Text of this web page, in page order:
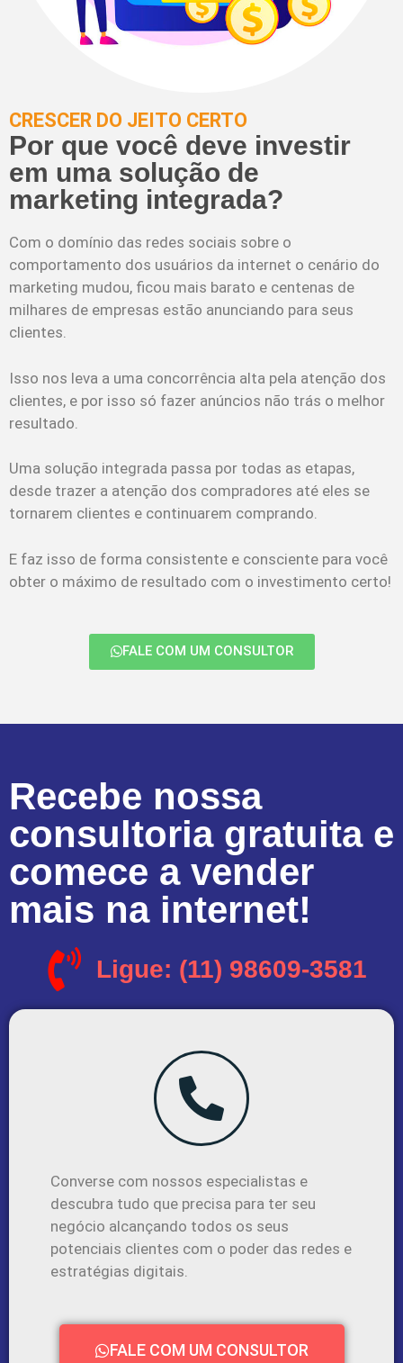
CRESCER DO JEITO CERTO
Por que você deve investir
em uma solução de
marketing integrada?
Com o domínio das redes sociais sobre o
comportamento dos usuários da internet o cenário do
marketing mudou, ficou mais barato e centenas de
milhares de empresas estão anunciando para seus
clientes.
Isso nos leva a uma concorrência alta pela atenção dos
clientes, e por isso só fazer anúncios não trás o melhor
resultado.
Uma solução integrada passa por todas as etapas,
desde trazer a atenção dos compradores até eles se
tornarem clientes e continuarem comprando.
E faz isso de forma consistente e consciente para você
obter o máximo de resultado com o investimento certo!
FALE COM UM CONSULTOR
Recebe nossa
consultoria gratuita e
comece a vender
mais na internet!
Ligue: (11) 98609-3581
Converse com nossos especialistas e
descubra tudo que precisa para ter seu
negócio alcançando todos os seus
potenciais clientes com o poder das redes e
estratégias digitais.
FALE COM UM CONSULTOR